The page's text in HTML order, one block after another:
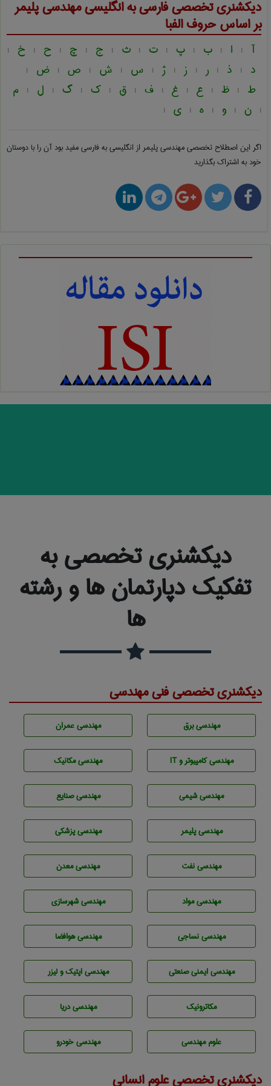
دیکشنری تخصصی فارسی به انگلیسیمهندسی پليمر
بر اساس حروف الفبا
آ | ا | ب | پ | ت | ث | ج | چ | ح | خ |
د | ذ | ر | ز | ژ | س | ش | ص | ض |
ط | ظ | ع | غ | ف | ق | ک | گ | ل | م
| ن | و | ه | ی |
اگر این اصطلاح تخصصیمهندسی پليمر از انگلیسی به فارسیمفید بود آن را با دوستان
خود به اشتراک بگذارید
دیکشنری تخصصی به
تفکیک دپارتمان ها و رشته
ها
دیکشنری تخصصی فنی مهندسی
مهندسی برق مهندسی عمران
مهندسی كامپيوتر و IT مهندسی مکانیک
مهندسي شيمی مهندسی صنايع
مهندسی پليمر مهندسی پزشکی
مهندسی نفت مهندسی معدن
مهندسی مواد مهندسی شهرسازی
مهندسي نساجی مهندسی هوافضا
مهندسی ایمنی صنعتی مهندسی اپتیک و لیزر
مکاترونیک مهندسی دریا
علوم مهندسی مهندسی خودرو
دیکشنری تخصصی علوم انسانی